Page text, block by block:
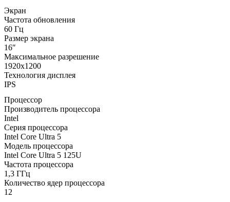
Экран
Частота обновления
60 Гц
Размер экрана
16″
Максимальное разрешение
1920x1200
Технология дисплея
IPS
Процессор
Производитель процессора
Intel
Серия процессора
Intel Core Ultra 5
Модель процессора
Intel Core Ultra 5 125U
Частота процессора
1,3 ГГц
Количество ядер процессора
12